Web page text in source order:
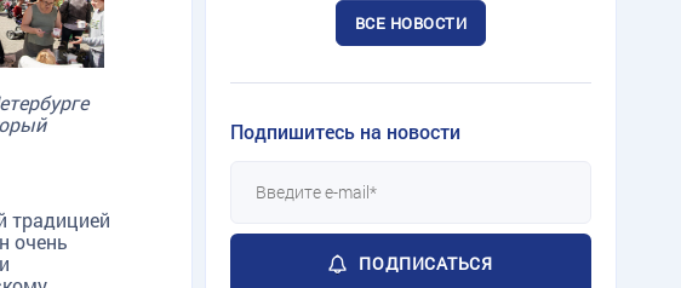
традицией
очень
ВСЕ НОВОСТИ
Подпишитесь на новости
ПОДПИСАТЬСЯ